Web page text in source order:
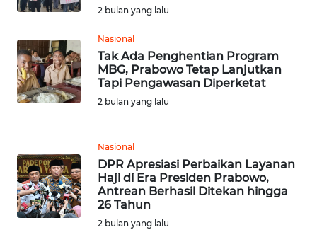
2 bulan yang lalu
Nasional
Tak Ada Penghentian Program
MBG, Prabowo Tetap Lanjutkan
Tapi Pengawasan Diperketat
2 bulan yang lalu
Nasional
DPR Apresiasi Perbaikan Layanan
Haji di Era Presiden Prabowo,
Antrean Berhasil Ditekan hingga
26 Tahun
2 bulan yang lalu
WN
SELATAN
WN
TANJUNG
LESUNG
KARO
WN
SIMALUNGUN